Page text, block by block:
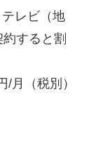
レビ（地
すると割
月（税別）